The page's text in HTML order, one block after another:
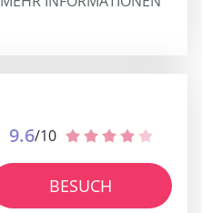
9.6/10
BESUCH